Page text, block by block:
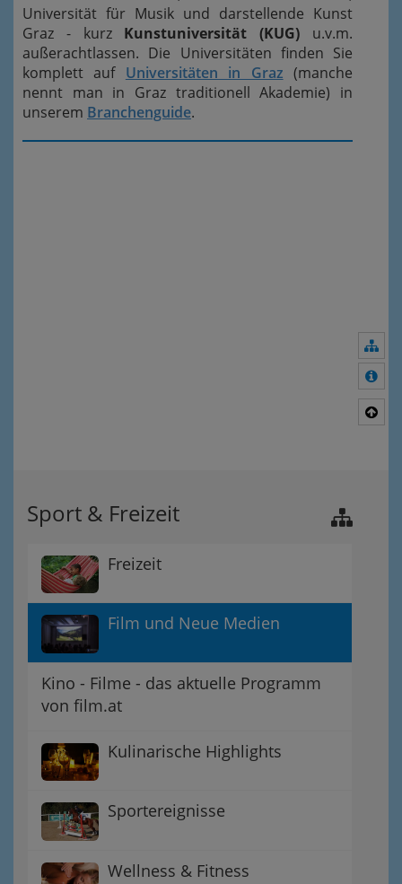
Universität für Musik und darstellende Kunst
Graz - kurz Kunstuniversität (KUG) u.v.m.
außerachtlassen. Die Universitäten finden Sie
komplett auf Universitäten in Graz (manche
nennt man in Graz traditionell Akademie) in
unserem Branchenguide.
Sport & Freizeit
Freizeit
Film und Neue Medien
Kino - Filme - das aktuelle Programm
von film.at
Kulinarische Highlights
Sportereignisse
Wellness & Fitness